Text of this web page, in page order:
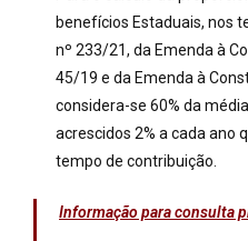
benefícios Estaduais, nos
nº 233/21, da Emenda à
45/19 e da Emenda à
considera-se 60% da
acrescidos 2% a cada ano
tempo de contribuição.
Informação para consulta